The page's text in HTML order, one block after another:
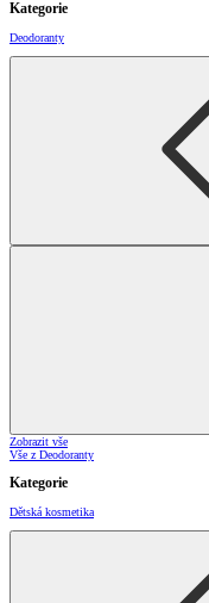
Kategorie
Deodoranty
Zobrazit vše
Vše z Deodoranty
Kategorie
Dětská kosmetika